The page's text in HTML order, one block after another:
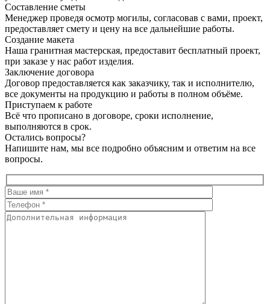
Составление сметы
Менеджер проведя осмотр могилы, согласовав с вами, проект,
предоставляет смету и цену на все дальнейшие работы.
Создание макета
Наша гранитная мастерская, предоставит бесплатный проект,
при заказе у нас работ изделия.
Заключение договора
Договор предоставляется как заказчику, так и исполнителю,
все документы на продукцию и работы в полном объёме.
Приступаем к работе
Всё что прописано в договоре, сроки исполнение,
выполняются в срок.
Остались вопросы?
Напишите нам, мы все подробно объясним и ответим на все
вопросы.